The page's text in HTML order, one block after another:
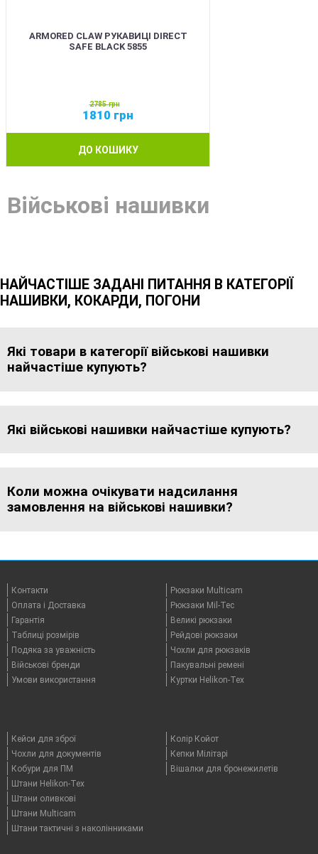
ARMORED CLAW РУКАВИЦІ DIRECT
SAFE BLACK 5855
2785грн
1810 грн
ДО КОШИКУ
Військові нашивки
НАЙЧАСТІШЕ ЗАДАНІ ПИТАННЯ В КАТЕГОРІЇ
НАШИВКИ, КОКАРДИ, ПОГОНИ
Які товари в категорії військові нашивки
найчастіше купують?
Які військові нашивки найчастіше купують?
Коли можна очікувати надсилання
замовлення на військові нашивки?
Контакти
Оплата i Доставка
Гарантія
Таблицi розмірів
Подяка за уважність
Військові бренди
Умови використання
Рюкзаки Multicam
Рюкзаки Mil-Tec
Великі рюкзаки
Рейдові рюкзаки
Чохли для рюкзаків
Пакувальні ремені
Куртки Helikon-Tex
Кейси для зброї
Чохли для документів
Кобури для ПМ
Штани Helikon-Tex
Штани оливкові
Штани Multicam
Штани тактичні з наколінниками
Колір Койот
Кепки Мілітарі
Вішалки для бронежилетів